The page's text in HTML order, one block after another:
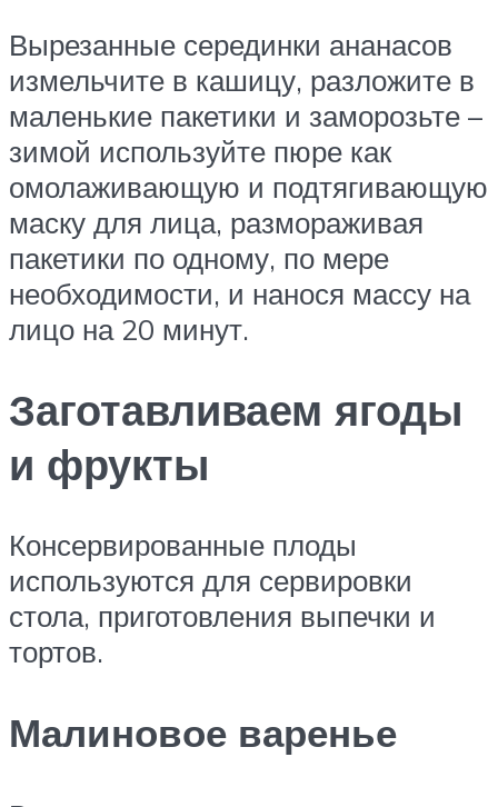
Вырезанные серединки ананасов
измельчите в кашицу, разложите в
маленькие пакетики и заморозьте –
зимой используйте пюре как
омолаживающую и подтягивающую
маску для лица, размораживая
пакетики по одному, по мере
необходимости, и нанося массу на
лицо на 20 минут.
Заготавливаем ягоды
и фрукты
Консервированные плоды
используются для сервировки
стола, приготовления выпечки и
тортов.
Малиновое варенье